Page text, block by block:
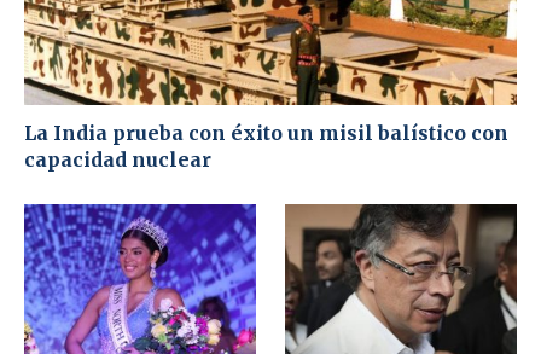
La India prueba con éxito un misil balístico con
capacidad nuclear